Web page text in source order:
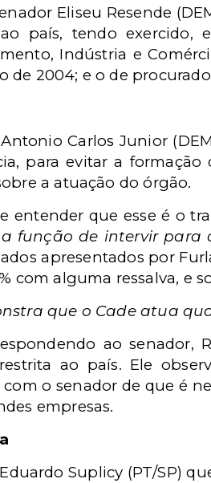
Eliseu Resende
ao país, tendo
Indústria e
de 2004; e o de
Carlos Junior
para evitar a
a atuação do órgão.
entender que esse é o
função de intervir para
apresentados por
com alguma ressalva, e
que o Cade atua
ao senador,
ao país. Ele
o senador de que é
empresas.
Suplicy (PT/SP)